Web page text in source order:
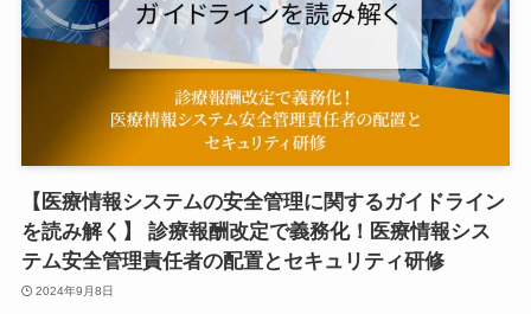
【医療情報システムの安全管理に関するガイドライン
を読み解く】 診療報酬改定で義務化！医療情報シス
テム安全管理責任者の配置とセキュリティ研修
2024年9月8日